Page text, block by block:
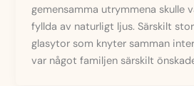
gemensamma utrymmena skulle
fyllda av naturligt ljus. Särskilt
glasytor som knyter samman
var något familjen särskilt